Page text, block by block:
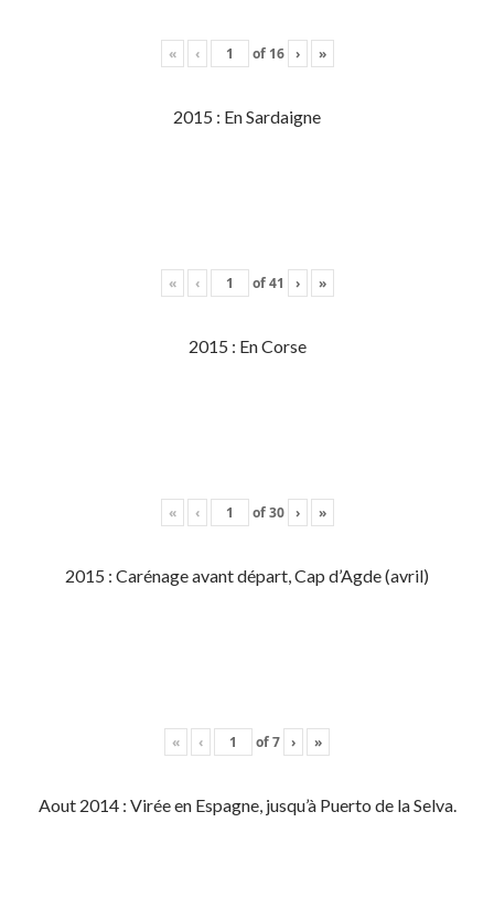
« ‹ of 16 › »
2015 : En Sardaigne
« ‹ of41 › »
2015 : En Corse
« ‹ of30 › »
2015 : Carénage avant départ, Cap d’Agde (avril)
« ‹ of7 › »
Aout 2014 : Virée en Espagne, jusqu’à Puerto de la Selva.